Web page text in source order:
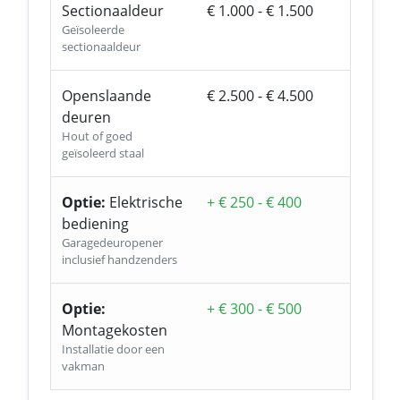
Sectionaaldeur
Geïsoleerde
sectionaaldeur
€ 1.000 - € 1.500
Openslaande
deuren
Hout of goed
geïsoleerd staal
€ 2.500 - € 4.500
Optie: Elektrische
bediening
Garagedeuropener
inclusief handzenders
+ € 250 - € 400
Optie:
Montagekosten
Installatie door een
vakman
+ € 300 - € 500